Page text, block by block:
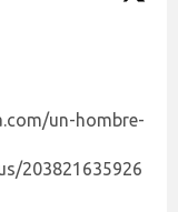
un-hombre-
203821635926